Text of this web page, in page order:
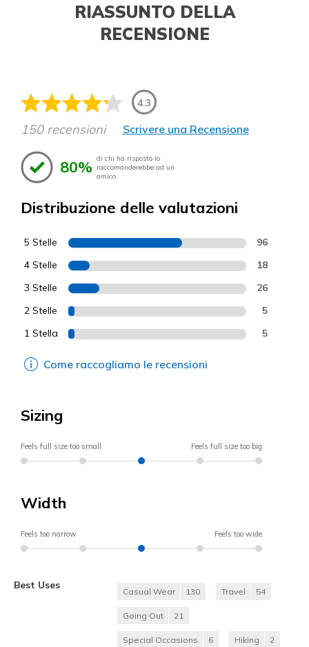
RIASSUNTO DELLA
RECENSIONE
4.3
150 recensioni Scrivere una Recensione
80% di chi ha risposto lo
raccomanderebbe ad un
amico.
Distribuzione delle valutazioni
5 Stelle 96
4 Stelle 18
3 Stelle 26
2 Stelle 5
1 Stella 5
Come raccogliamo le recensioni
Sizing
Feels full size too small Feels full size too big
Width
Feels too narrow Feels too wide
Best Uses
Casual Wear 130 Travel 54
Going Out 21
Special Occasions 6 Hiking 2